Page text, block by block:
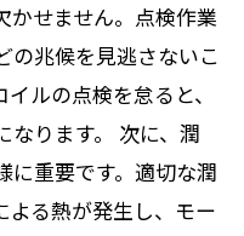
かせません。点検作業
の兆候を見逃さないこ
ルの点検を怠ると、
なります。 次に、潤
に重要です。適切な潤
よる熱が発生し、モー